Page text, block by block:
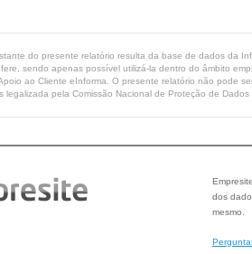
do presente relatório resulta da base de dados da
sendo apenas possível utilizá-la dentro do âmbito
ao Cliente eInforma. O presente relatório não pode
legalizada pela Comissão Nacional de Proteção de
dos
mesmo.